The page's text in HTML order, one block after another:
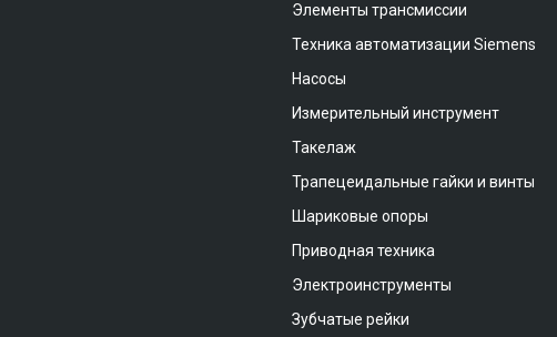
Элементы трансмиссии
Техника автоматизации Siemens
Насосы
Измерительный инструмент
Такелаж
Трапецеидальные гайки и винты
Шариковые опоры
Приводная техника
Электроинструменты
Зубчатые рейки